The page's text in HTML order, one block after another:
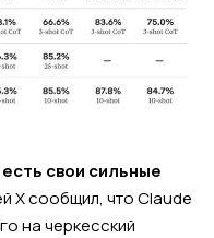
свои сильные
X сообщил, что Claude
на черкесский